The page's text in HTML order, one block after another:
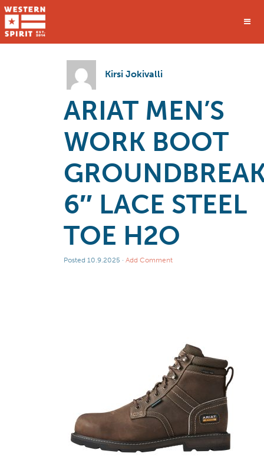
Kirsi Jokivalli
ARIAT MEN’S
WORK BOOT
6″ LACE STEEL
TOE H2O
Posted 10.9.2025 · Add Comment